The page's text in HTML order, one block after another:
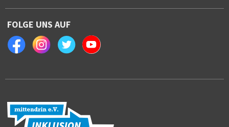
FOLGE UNS AUF
FacebookInstagramTwitter